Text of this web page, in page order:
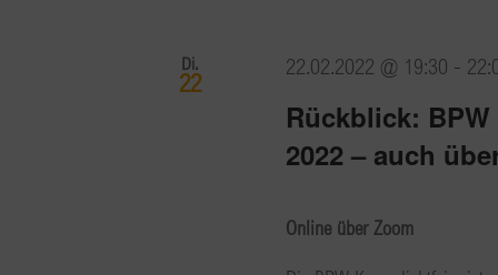
Di.
22
Rückblick:
2022 – auch
22.02.2022 @ 19:30 -
Online über Zoom